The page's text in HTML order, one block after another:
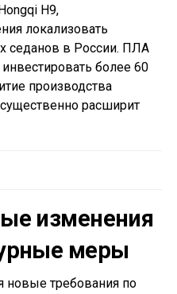
H9,
локализовать
седанов в России. ПЛА
более 60
производства
расширит
изменения
меры
новые требования по